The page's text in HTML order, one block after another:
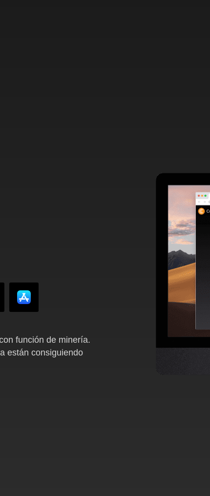
función de minería.
están consiguiendo